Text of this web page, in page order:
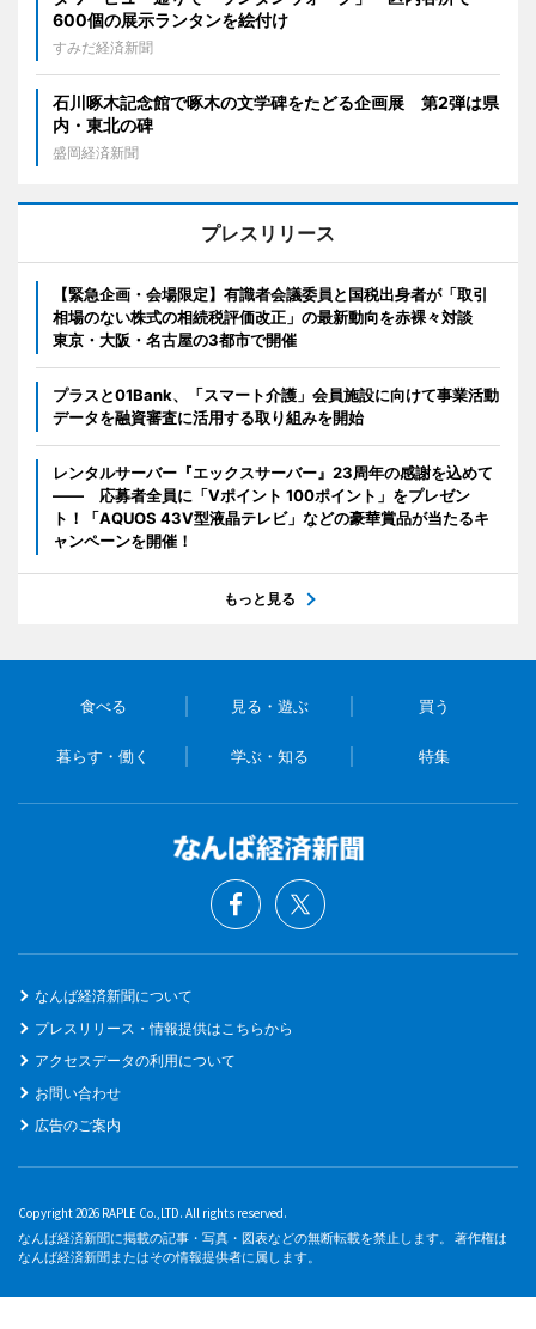
600個の展示ランタンを絵付け
すみだ経済新聞
石川啄木記念館で啄木の文学碑をたどる企画展 第2弾は県
内・東北の碑
盛岡経済新聞
プレスリリース
【緊急企画・会場限定】有識者会議委員と国税出身者が「取引
相場のない株式の相続税評価改正」の最新動向を赤裸々対談
東京・大阪・名古屋の3都市で開催
プラスと01Bank、「スマート介護」会員施設に向けて事業活動
データを融資審査に活用する取り組みを開始
レンタルサーバー『エックスサーバー』23周年の感謝を込めて
―― 応募者全員に「Vポイント 100ポイント」をプレゼン
ト！「AQUOS 43V型液晶テレビ」などの豪華賞品が当たるキ
ャンペーンを開催！
もっと見る
食べる 見る・遊ぶ 買う
暮らす・働く 学ぶ・知る 特集
なんば経済新聞について
プレスリリース・情報提供はこちらから
アクセスデータの利用について
お問い合わせ
広告のご案内
Copyright 2026 RAPLE Co.,LTD. All rights reserved.
なんば経済新聞に掲載の記事・写真・図表などの無断転載を禁止します。 著作権は
なんば経済新聞またはその情報提供者に属します。